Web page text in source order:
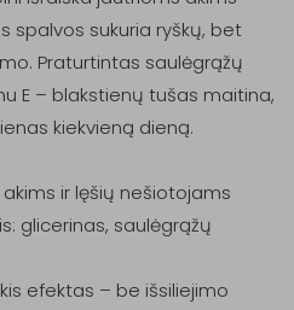
spalvos sukuria ryškų, bet
Praturtintas saulėgrąžų
E – blakstienų tušas maitina,
kiekvieną dieną.
ir lęšių nešiotojams
glicerinas, saulėgrąžų
efektas – be išsiliejimo